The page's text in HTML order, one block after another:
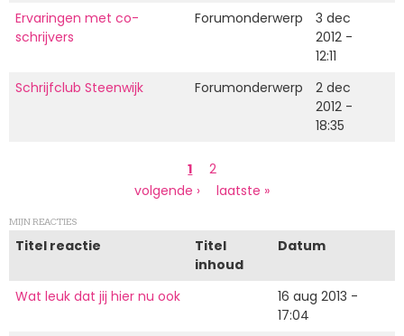
Ervaringen met co-
schrijvers
Forumonderwerp
3 dec
2012 -
12:11
Schrijfclub Steenwijk
Forumonderwerp
2 dec
2012 -
18:35
Huidige
pagina
1 Page
2
Volgende
volgende ›
Laatste
laatste »
MIJN REACTIES
Titel reactie
Titel
inhoud
Datum
Wat leuk dat jij hier nu ook
16 aug 2013 -
17:04